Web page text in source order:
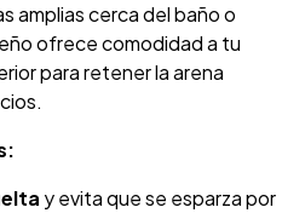
amplias cerca del baño o
ofrece comodidad a tu
para retener la arena
y evita que se esparza por